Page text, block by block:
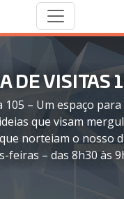
DE VISITAS
105 – Um espaço
que visam
norteiam o nosso
feiras – das 8h30 às